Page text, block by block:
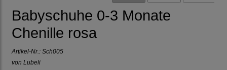
Babyschuhe 0-3 Monate
Chenille rosa
Artikel-Nr.: Sch005
von Lubeli